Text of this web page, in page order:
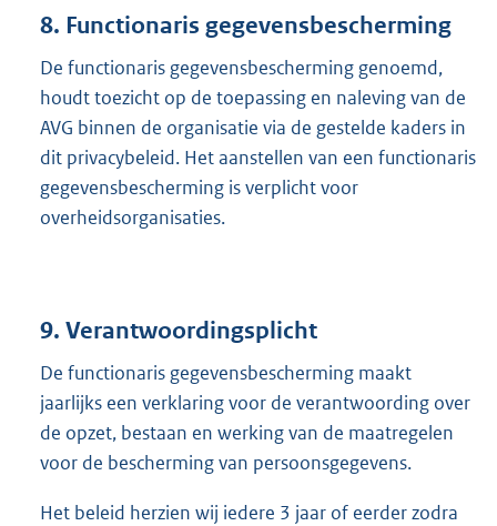
8. Functionaris gegevensbescherming
De functionaris gegevensbescherming genoemd,
houdt toezicht op de toepassing en naleving van de
AVG binnen de organisatie via de gestelde kaders in
dit privacybeleid. Het aanstellen van een functionaris
gegevensbescherming is verplicht voor
overheidsorganisaties.
9. Verantwoordingsplicht
De functionaris gegevensbescherming maakt
jaarlijks een verklaring voor de verantwoording over
de opzet, bestaan en werking van de maatregelen
voor de bescherming van persoonsgegevens.
Het beleid herzien wij iedere 3 jaar of eerder zodra